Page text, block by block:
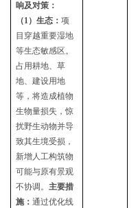
响及对策：
（1）生态：项
目穿越重要湿地
等生态敏感区。
占用耕地、草
地、建设用地
等，将造成植物
生物量损失，惊
扰野生动物并导
致其生境受损，
新增人工构筑物
可能与原有景观
不协调。主要措
施：通过优化线